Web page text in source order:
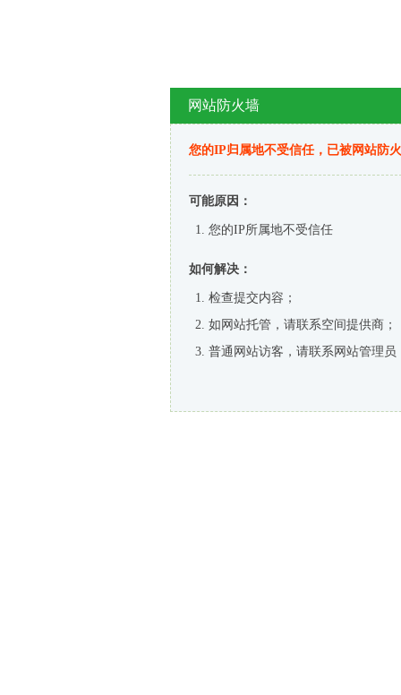
网站防火墙
您的IP归属地不受信任，已被网站防
可能原因：
您的IP所属地不受信任
如何解决：
检查提交内容；
如网站托管，请联系空间提供商；
普通网站访客，请联系网站管理员